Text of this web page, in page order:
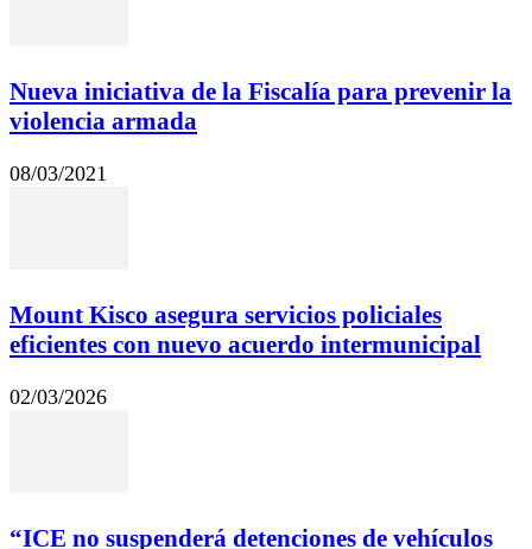
Nueva iniciativa de la Fiscalía para prevenir la
violencia armada
08/03/2021
Mount Kisco asegura servicios policiales
eficientes con nuevo acuerdo intermunicipal
02/03/2026
“ICE no suspenderá detenciones de vehículos